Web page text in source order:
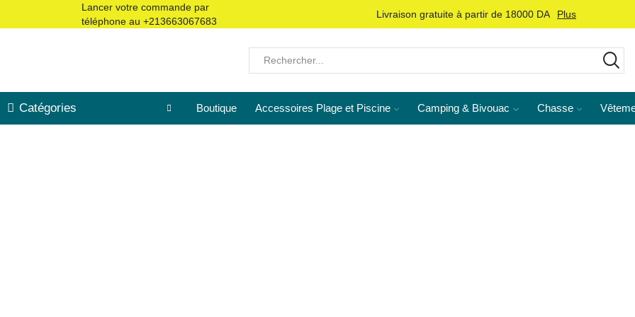
Lancer votre commande par
téléphone au +213663067683
Livraison gratuite à partir de 18000 DA Plus
Catégories Boutique Accessoires Plage et Piscine Camping & Bivouac Chasse